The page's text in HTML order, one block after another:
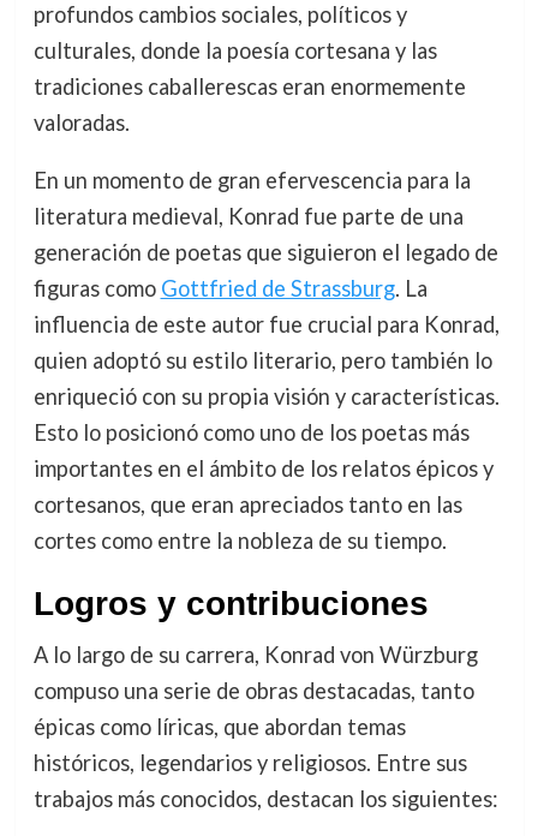
profundos cambios sociales, políticos y
culturales, donde la poesía cortesana y las
tradiciones caballerescas eran enormemente
valoradas.
En un momento de gran efervescencia para la
literatura medieval, Konrad fue parte de una
generación de poetas que siguieron el legado de
figuras como Gottfried de Strassburg. La
influencia de este autor fue crucial para Konrad,
quien adoptó su estilo literario, pero también lo
enriqueció con su propia visión y características.
Esto lo posicionó como uno de los poetas más
importantes en el ámbito de los relatos épicos y
cortesanos, que eran apreciados tanto en las
cortes como entre la nobleza de su tiempo.
Logros y contribuciones
A lo largo de su carrera, Konrad von Würzburg
compuso una serie de obras destacadas, tanto
épicas como líricas, que abordan temas
históricos, legendarios y religiosos. Entre sus
trabajos más conocidos, destacan los siguientes: